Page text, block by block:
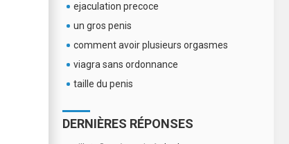
ejaculation precoce
un gros penis
comment avoir plusieurs orgasmes
viagra sans ordonnance
taille du penis
DERNIÈRES RÉPONSES